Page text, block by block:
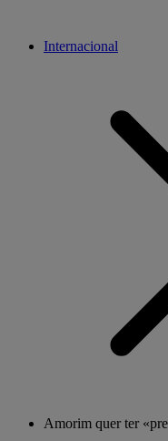
Internacional
Amorim quer ter